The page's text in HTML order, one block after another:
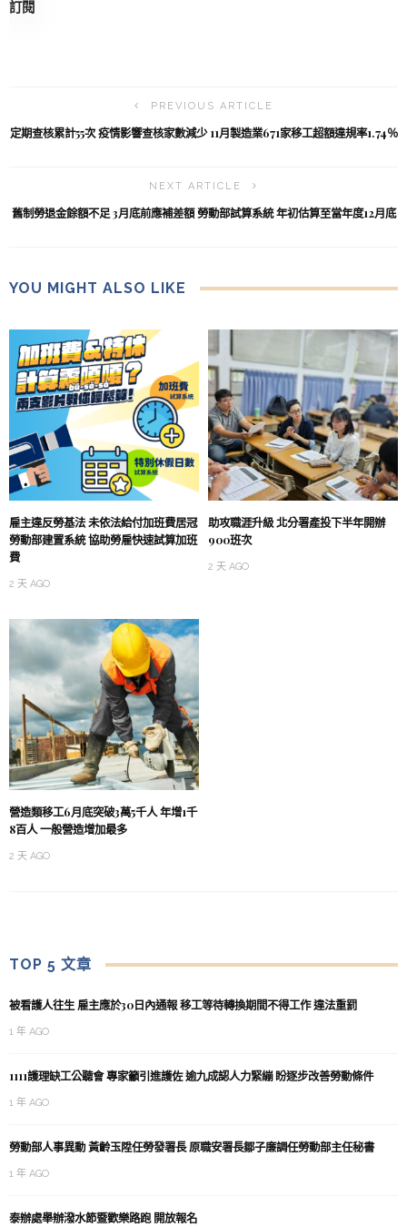
訂閱
PREVIOUS ARTICLE
定期查核累計55次 疫情影響查核家數減少 11月製造業671家移工超額違規率1.74％
NEXT ARTICLE
舊制勞退金餘額不足 3月底前應補差額 勞動部試算系統 年初估算至當年度12月底
YOU MIGHT ALSO LIKE
雇主違反勞基法 未依法給付加班費居冠
勞動部建置系統 協助勞雇快速試算加班
費
2 天 AGO
助攻職涯升級 北分署產投下半年開辦
900班次
2 天 AGO
營造類移工6月底突破3萬5千人 年增1千
8百人 一般營造增加最多
2 天 AGO
TOP 5 文章
被看護人往生 雇主應於30日內通報 移工等待轉換期間不得工作 違法重罰
1 年 AGO
1111護理缺工公聽會 專家籲引進護佐 逾九成認人力緊繃 盼逐步改善勞動條件
1 年 AGO
勞動部人事異動 黃齡玉陞任勞發署長 原職安署長鄒子廉調任勞動部主任秘書
1 年 AGO
泰辦處舉辦潑水節暨歡樂路跑 開放報名